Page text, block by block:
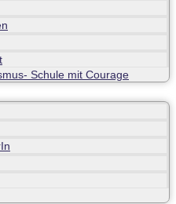
Schule mit Courage